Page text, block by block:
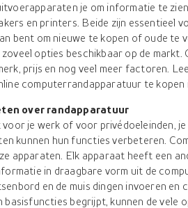
je om informatie te
en printers. Beide zijn essentieel
bent om nieuwe te kopen of oude te
opties beschikbaar op de markt.
prijs en nog veel meer factoren.
computerrandapparatuur te kopen
over randapparatuur
voor je werk of voor privédoeleinden,
kunnen hun functies verbeteren.
apparaten. Elk apparaat heeft een
in draagbare vorm uit de
en de muis dingen invoeren en
basisfuncties begrijpt, kunnen de vele